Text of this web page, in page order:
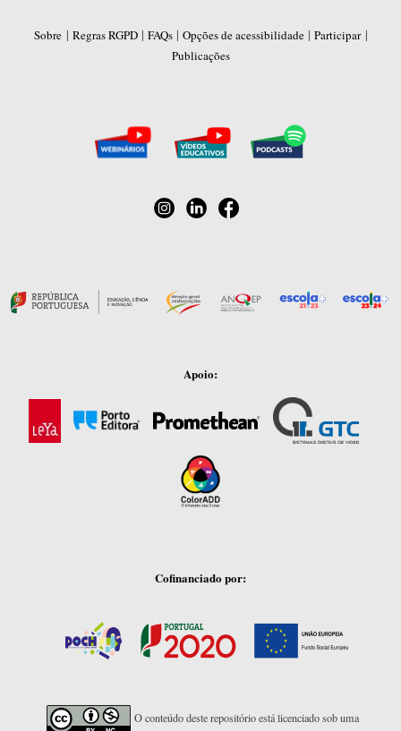
Sobre | Regras RGPD| FAQs| Opções de acessibilidade| Participar|
Publicações
Apoio:
Cofinanciado por:
O conteúdo deste repositório está licenciado sob uma